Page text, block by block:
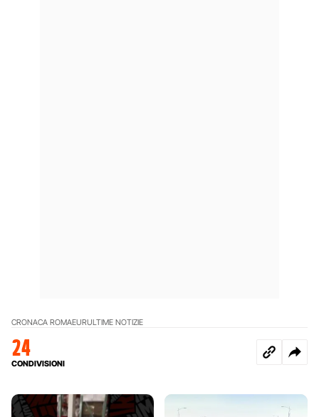
CRONACA ROMAEURULTIME NOTIZIE
24
CONDIVISIONI